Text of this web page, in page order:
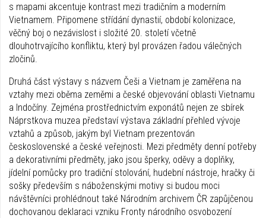
s mapami akcentuje kontrast mezi tradičním a moderním
Vietnamem. Připomene střídání dynastií, období kolonizace,
věčný boj o nezávislost i složité 20. století včetně
dlouhotrvajícího konfliktu, který byl provázen řadou válečných
zločinů.
Druhá část výstavy s názvem Češi a Vietnam je zaměřena na
vztahy mezi oběma zeměmi a české objevování oblasti Vietnamu
a Indočíny. Zejména prostřednictvím exponátů nejen ze sbírek
Náprstkova muzea představí výstava základní přehled vývoje
vztahů a způsob, jakým byl Vietnam prezentován
československé a české veřejnosti. Mezi předměty denní potřeby
a dekorativními předměty, jako jsou šperky, oděvy a doplňky,
jídelní pomůcky pro tradiční stolování, hudební nástroje, hračky či
sošky především s náboženskými motivy si budou moci
návštěvníci prohlédnout také Národním archivem ČR zapůjčenou
dochovanou deklaraci vzniku Fronty národního osvobození